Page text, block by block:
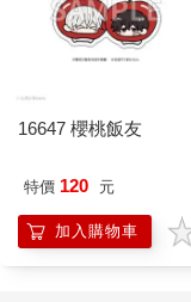
偶。我掏出手機，對
要拍下來。要是能拍
小金指著一個皮膚色
在變成了全裸。栗色
是故意扒光的。胸口
地面。看不出可愛的
空。
小金在那個人偶前面
16647 櫻桃飯友
特價 120 元
加入購物車